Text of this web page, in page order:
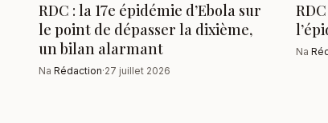
RDC : la 17e épidémie d’Ebola sur
le point de dépasser la dixième,
un bilan alarmant
Na Rédaction·27 juillet 2026
Na